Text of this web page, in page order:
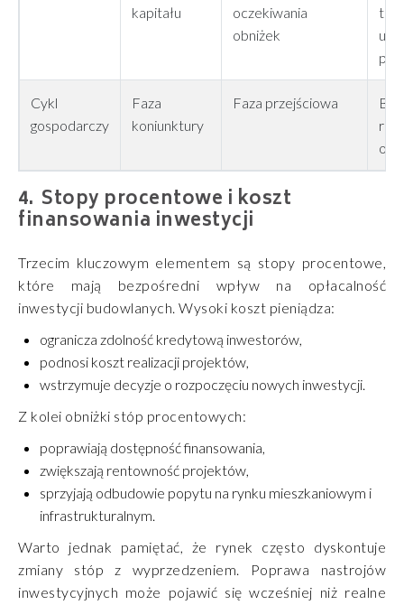
kapitału
oczekiwania
obniżek
Cykl
gospodarczy
Faza
koniunktury
Faza przejściowa
Stopy procentowe i koszt
finansowania inwestycji
Trzecim kluczowym elementem są stopy procentowe,
które mają bezpośredni wpływ na opłacalność
inwestycji budowlanych. Wysoki koszt pieniądza:
ogranicza zdolność kredytową inwestorów,
podnosi koszt realizacji projektów,
wstrzymuje decyzje o rozpoczęciu nowych inwestycji.
Z kolei obniżki stóp procentowych:
poprawiają dostępność finansowania,
zwiększają rentowność projektów,
sprzyjają odbudowie popytu na rynku mieszkaniowym i
infrastrukturalnym.
Warto jednak pamiętać, że rynek często dyskontuje
zmiany stóp z wyprzedzeniem. Poprawa nastrojów
inwestycyjnych może pojawić się wcześniej niż realne